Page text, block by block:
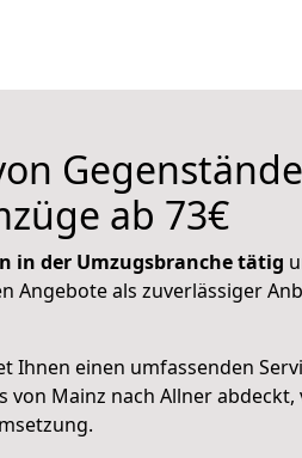
ab 73€
in der Umzugsbranche tätig
Angebote als zuverlässiger
Ihnen einen umfassenden
von Mainz nach Allner abdeckt,